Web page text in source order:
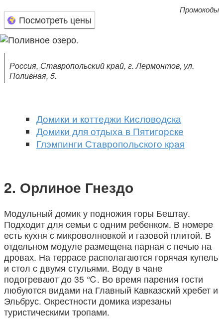
Посмотреть цены
Промокоды
Россия, Ставропольский край, г. Лермонтов, ул.
Поливная, 5.
Домики и коттеджи Кисловодска
Домики для отдыха в Пятигорске
Глэмпинги Ставропольского края
Орлиное Гнездо
Модульный домик у подножия горы Бештау.
Подходит для семьи с одним ребенком. В номере
есть кухня с микроволновкой и газовой плитой. В
отдельном модуле размещена парная с печью на
дровах. На террасе располагаются горячая купель
и стол с двумя стульями. Воду в чане
подогревают до 35 ℃. Во время парения гости
любуются видами на Главный Кавказский хребет и
Эльбрус. Окрестности домика изрезаны
туристическими тропами.